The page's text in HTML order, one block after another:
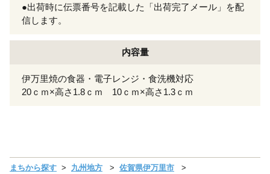
●出荷時に伝票番号を記載した「出荷完了メール」を配
信します。
内容量
伊万里焼の食器・電子レンジ・食洗機対応
20ｃｍ×高さ1.8ｃｍ 10ｃｍ×高さ1.3ｃｍ
まちから探す 九州地方
佐賀県伊万里市